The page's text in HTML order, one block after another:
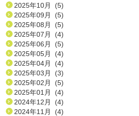
2025年10月 (5)
2025年09月 (5)
2025年08月 (5)
2025年07月 (4)
2025年06月 (5)
2025年05月 (4)
2025年04月 (4)
2025年03月 (3)
2025年02月 (5)
2025年01月 (4)
2024年12月 (4)
2024年11月 (4)